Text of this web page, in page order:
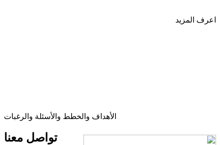
اعرف المزيد
الأهداف والخطط والأسئلة والرغبات
تواصل معنا